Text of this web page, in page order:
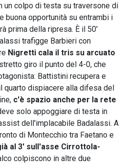
un colpo di testa su traversone di
buona opportunità su entrambi i
prima della ripresa. È il 50'
trafigge Barbieri con
Nigretti cala il tris su arcuato
giro il punto del 4-0, che
Battistini recupera e
quarto dispiacere alla difesa del
c'è spazio anche per la rete
solo appoggiare di testa in
dell'implacabile Badalassi. A
di Montecchio tra Faetano e
al 3' sull'asse Cirrottola-
colpiscono in altre due